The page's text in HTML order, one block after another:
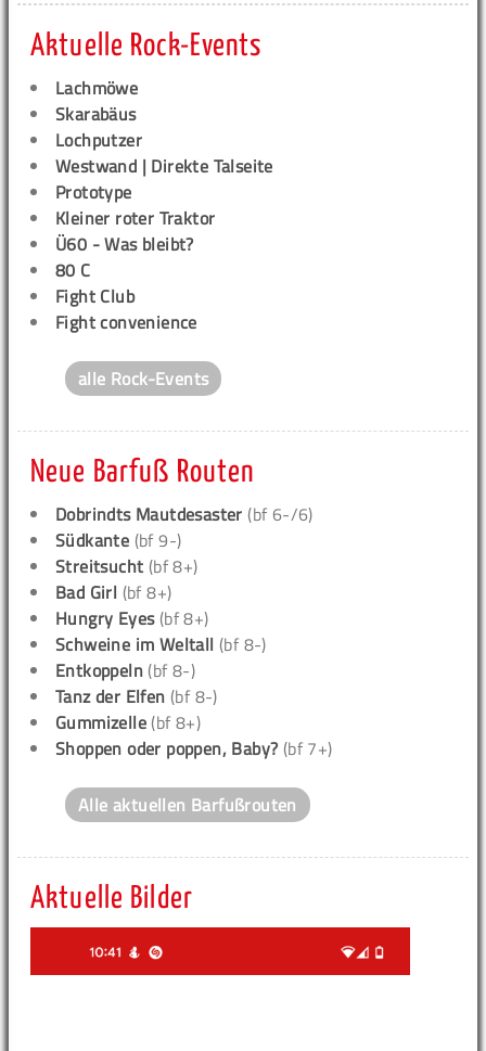
Aktuelle Rock-Events
Lachmöwe
Skarabäus
Lochputzer
Westwand | Direkte Talseite
Prototype
Kleiner roter Traktor
Ü60 - Was bleibt?
80 C
Fight Club
Fight convenience
alle Rock-Events
Neue Barfuß Routen
Dobrindts Mautdesaster (bf 6-/6)
Südkante (bf 9-)
Streitsucht (bf 8+)
Bad Girl (bf 8+)
Hungry Eyes(bf 8+)
Schweine im Weltall (bf 8-)
Entkoppeln (bf 8-)
Tanz der Elfen (bf 8-)
Gummizelle (bf 8+)
Shoppen oder poppen, Baby? (bf 7+)
Alle aktuellen Barfußrouten
Aktuelle Bilder